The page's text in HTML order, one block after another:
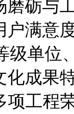
磨砺与
户满意
级单位
化成果
项工程